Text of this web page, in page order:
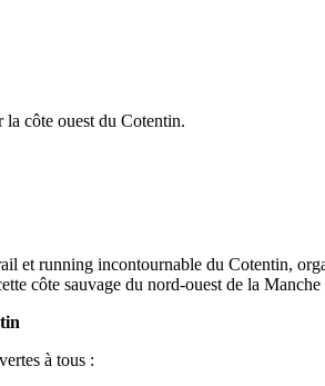
côte ouest du Cotentin.
et running incontournable du Cotentin,
côte sauvage du nord-ouest de la
à tous :